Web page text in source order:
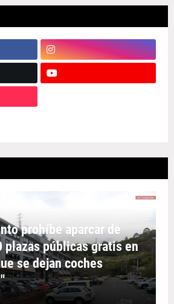
prohíbe aparcar de
plazas públicas gratis en
se dejan coches